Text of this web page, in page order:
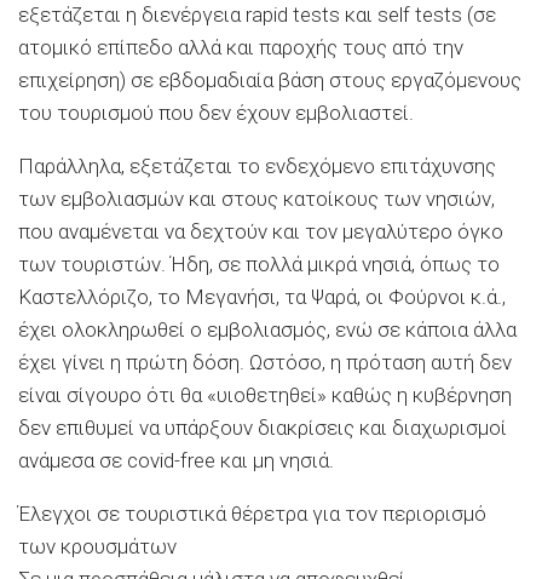
εξετάζεται η διενέργεια rapid tests και self tests (σε
ατομικό επίπεδο αλλά και παροχής τους από την
επιχείρηση) σε εβδομαδιαία βάση στους εργαζόμενους
του τουρισμού που δεν έχουν εμβολιαστεί.
Παράλληλα, εξετάζεται το ενδεχόμενο επιτάχυνσης
των εμβολιασμών και στους κατοίκους των νησιών,
που αναμένεται να δεχτούν και τον μεγαλύτερο όγκο
των τουριστών. Ήδη, σε πολλά μικρά νησιά, όπως το
Καστελλόριζο, το Μεγανήσι, τα Ψαρά, οι Φούρνοι κ.ά.,
έχει ολοκληρωθεί ο εμβολιασμός, ενώ σε κάποια άλλα
έχει γίνει η πρώτη δόση. Ωστόσο, η πρόταση αυτή δεν
είναι σίγουρο ότι θα «υιοθετηθεί» καθώς η κυβέρνηση
δεν επιθυμεί να υπάρξουν διακρίσεις και διαχωρισμοί
ανάμεσα σε covid-free και μη νησιά.
Έλεγχοι σε τουριστικά θέρετρα για τον περιορισμό
των κρουσμάτων